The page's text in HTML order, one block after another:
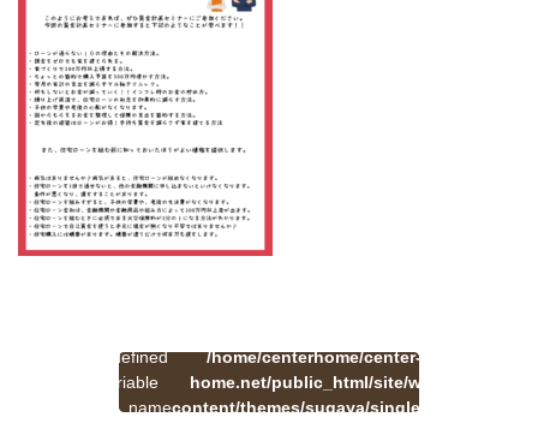
Undefined
variable
$cat_name
/home/centerhome/center-
home.net/public_html/site/wp-
content/themes/sugaya/single.php